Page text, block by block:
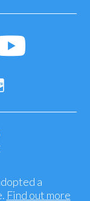
a
Find out more